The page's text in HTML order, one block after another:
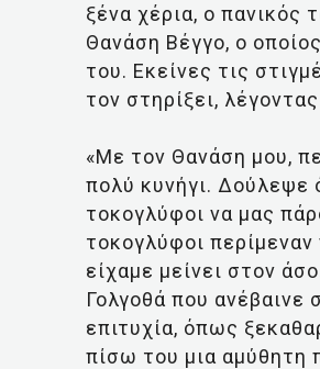
ξένα χέρια, ο πανικός
Θανάση Βέγγο, ο
του. Εκείνες τις
τον στηρίξει,
«Με τον Θανάση μου,
πολύ κυνήγι. Δούλεψε
τοκογλύφοι να μας
τοκογλύφοι
είχαμε μείνει στον
Γολγοθά που
επιτυχία, όπως
πίσω του μια αμύθητη